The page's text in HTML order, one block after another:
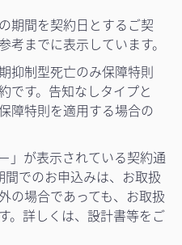
期間を契約日とするご契
までに表示しています。
抑制型死亡のみ保障特則
です。告知なしタイプと
障特則を適用する場合の
」が表示されている契約通
でのお申込みは、お取扱
の場合であっても、お取扱
。詳しくは、設計書等をご